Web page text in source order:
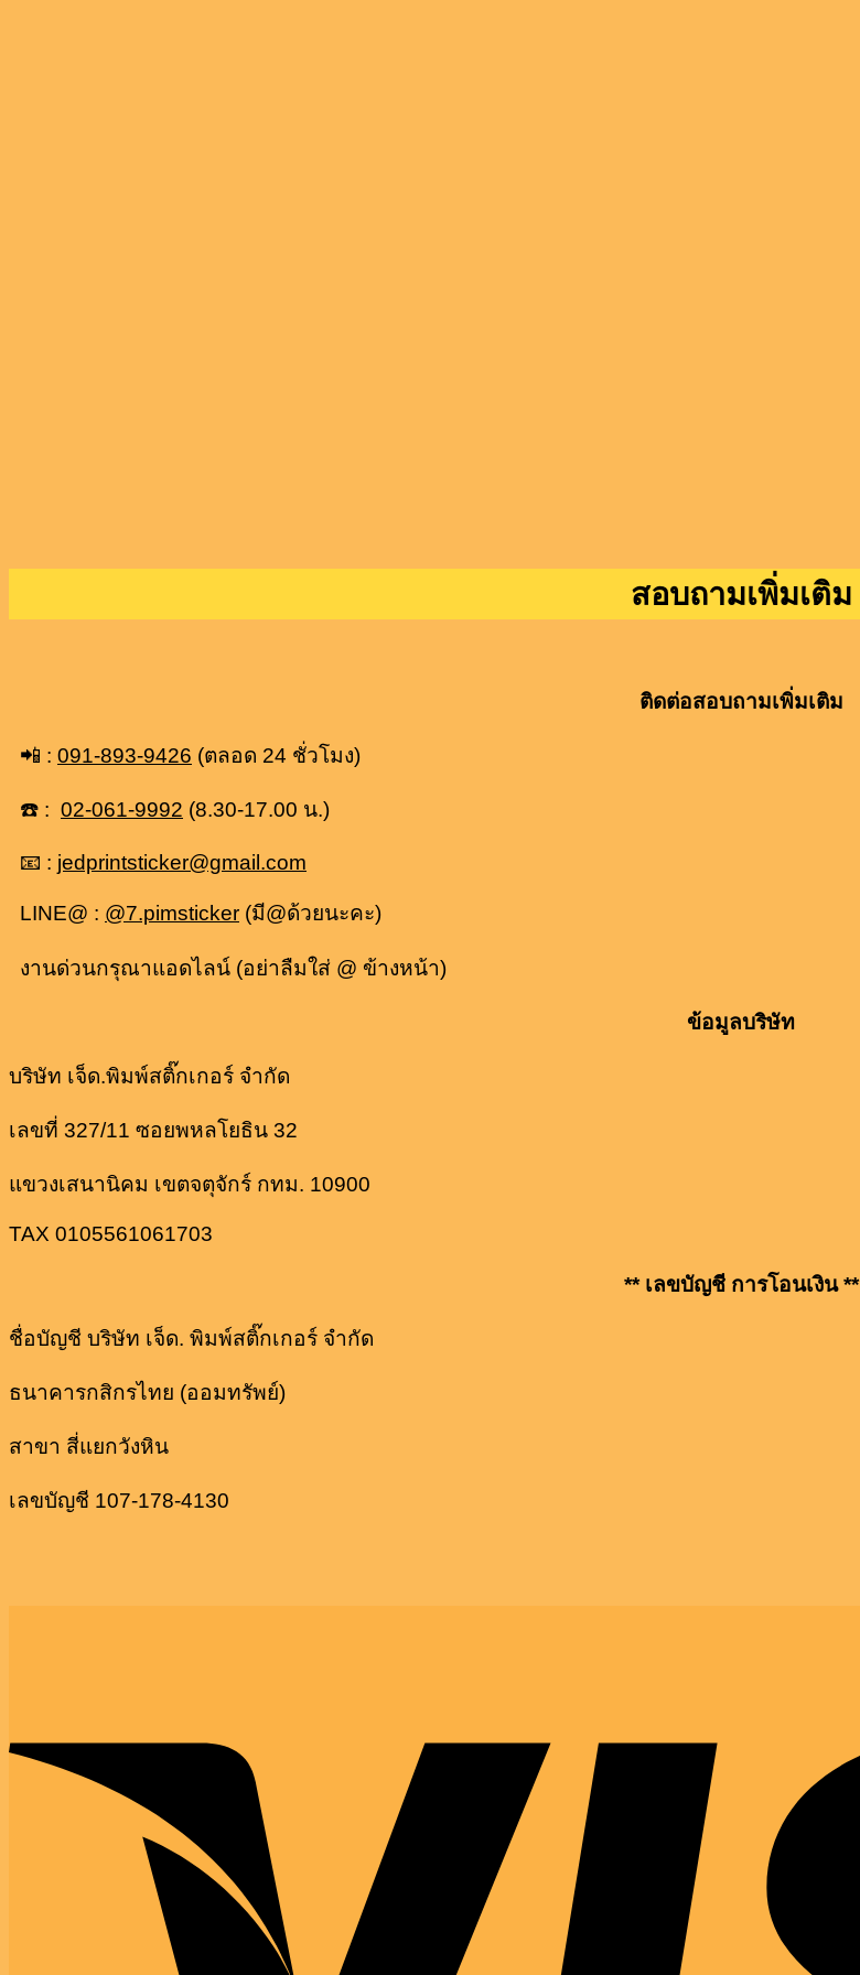
สอบถามเพิ่มเติม
ติดต่อสอบถามเพิ่มเติม
📲 : 091-893-9426 (ตลอด 24 ชั่วโมง)
☎️ : 02-061-9992 (8.30-17.00 น.)
📧 : jedprintsticker@gmail.com
LINE@ : @7.pimsticker (มี@ด้วยนะคะ)
งานด่วนกรุณาแอดไลน์ (อย่าลืมใส่ @ ข้างหน้า)
ข้อมูลบริษัท
บริษัท เจ็ด.พิมพ์สติ๊กเกอร์ จำกัด
เลขที่ 327/11 ซอยพหลโยธิน 32
แขวงเสนานิคม เขตจตุจักร์ กทม. 10900
TAX 0105561061703
** เลขบัญชี การโอนเงิน **
ชื่อบัญชี บริษัท เจ็ด. พิมพ์สติ๊กเกอร์ จำกัด
ธนาคารกสิกรไทย (ออมทรัพย์)
สาขา สี่แยกวังหิน
เลขบัญชี 107-178-4130